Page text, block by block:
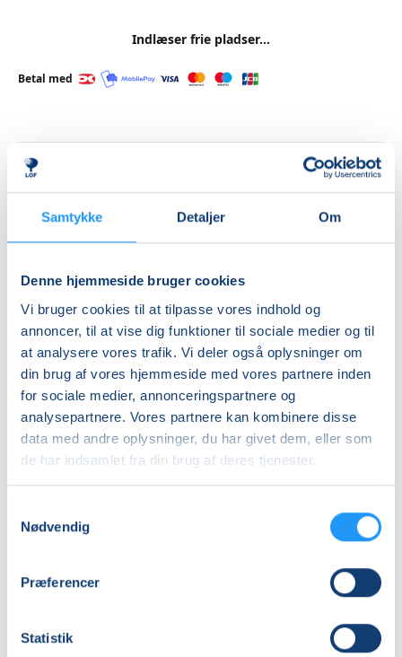
Samtykke Detaljer Om
Denne hjemmeside bruger cookies
Vi bruger cookies til at tilpasse vores indhold og
annoncer, til at vise dig funktioner til sociale medier og til
at analysere vores trafik. Vi deler også oplysninger om
din brug af vores hjemmeside med vores partnere inden
for sociale medier, annonceringspartnere og
analysepartnere. Vores partnere kan kombinere disse
data med andre oplysninger, du har givet dem, eller som
de har indsamlet fra din brug af deres tjenester.
Nødvendig
Præferencer
Statistik
Indlæser frie pladser...
Betal med
Priser
Info
Nummer
462217
Første mødegang
fredag 18.09.2026, kl. 12.15 - 13.45
Sidste mødegang
fredag 30.10.2026, kl. 12.15 - 13.45
Antal mødegange
6 mødegange
LOF Holbæk-Lejre, Sports Allè 5B, 2 TV, 4300
, Holbæk